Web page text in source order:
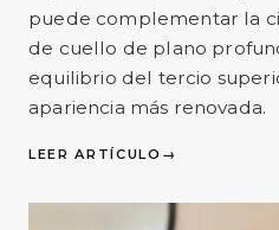
puede complementar la
de cuello de plano
equilibrio del tercio
apariencia más renovada.
LEER ARTÍCULO →